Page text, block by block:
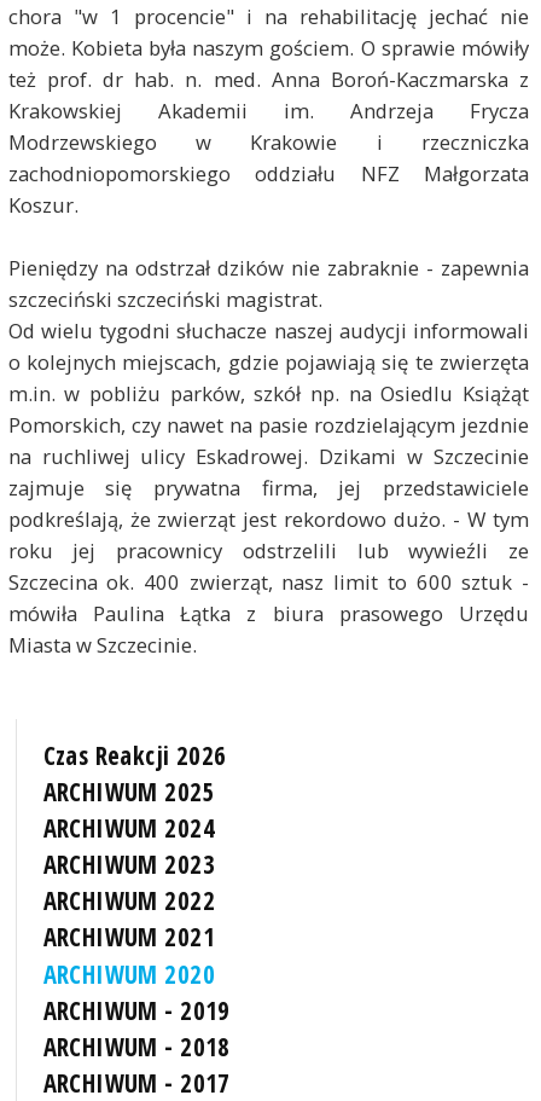
chora "w 1 procencie" i na rehabilitację jechać nie
może. Kobieta była naszym gościem. O sprawie mówiły
też prof. dr hab. n. med. Anna Boroń-Kaczmarska z
Krakowskiej Akademii im. Andrzeja Frycza
Modrzewskiego w Krakowie i rzeczniczka
zachodniopomorskiego oddziału NFZ Małgorzata
Koszur.
Pieniędzy na odstrzał dzików nie zabraknie - zapewnia
szczeciński szczeciński magistrat.
Od wielu tygodni słuchacze naszej audycji informowali
o kolejnych miejscach, gdzie pojawiają się te zwierzęta
m.in. w pobliżu parków, szkół np. na Osiedlu Książąt
Pomorskich, czy nawet na pasie rozdzielającym jezdnie
na ruchliwej ulicy Eskadrowej. Dzikami w Szczecinie
zajmuje się prywatna firma, jej przedstawiciele
podkreślają, że zwierząt jest rekordowo dużo. - W tym
roku jej pracownicy odstrzelili lub wywieźli ze
Szczecina ok. 400 zwierząt, nasz limit to 600 sztuk -
mówiła Paulina Łątka z biura prasowego Urzędu
Miasta w Szczecinie.
Czas Reakcji 2026
ARCHIWUM 2025
ARCHIWUM 2024
ARCHIWUM 2023
ARCHIWUM 2022
ARCHIWUM 2021
ARCHIWUM 2020
ARCHIWUM - 2019
ARCHIWUM - 2018
ARCHIWUM - 2017